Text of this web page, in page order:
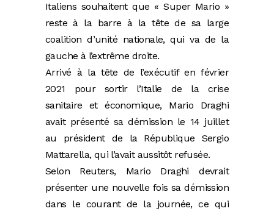
Italiens souhaitent que « Super Mario »
reste à la barre à la tête de sa large
coalition d’unité nationale, qui va de la
gauche à l’extrême droite.
Arrivé à la tête de l’exécutif en février
2021 pour sortir l’Italie de la crise
sanitaire et économique, Mario Draghi
avait présenté sa démission le 14 juillet
au président de la République Sergio
Mattarella, qui l’avait aussitôt refusée.
Selon Reuters, Mario Draghi devrait
présenter une nouvelle fois sa démission
dans le courant de la journée, ce qui